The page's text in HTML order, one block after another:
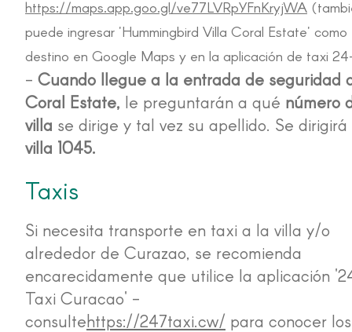
https://maps.app.goo.gl/ve77LVRpYFnKryjWA
puede ingresar 'Hummingbird Villa Coral Estate' como
destino en Google Maps y en la aplicación de taxi
- Cuando llegue a la entrada de seguridad
Coral Estate, le preguntarán a qué número
villa se dirige y tal vez su apellido. Se
villa 1045.
Taxis
Si necesita transporte en taxi a la villa y/o
alrededor de Curazao, se recomienda
encarecidamente que utilice la aplicación
Taxi Curacao' -
consultehttps://247taxi.cw/ para conocer los